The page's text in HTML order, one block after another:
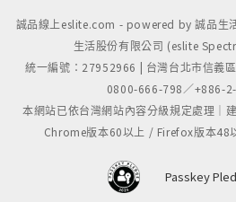
表一種優美的文化氛圍……――
深邃寧靜的精神壓倒了一切。我
希臘。――美國詩人龐德
■作者簡介
一九六六年生，土家族，重慶酉
學博士。現為四川大學南亞研究
誠品線上eslite.com - powered by 誠品生
生活股份有限公司 (eslite
統一編號：27952966 | 台灣台北市信義
0800-666-798／+886-
本網站已依台灣網站內容分級規定處理｜
Chrome版本60以上 / Firefox版本48
Passkey